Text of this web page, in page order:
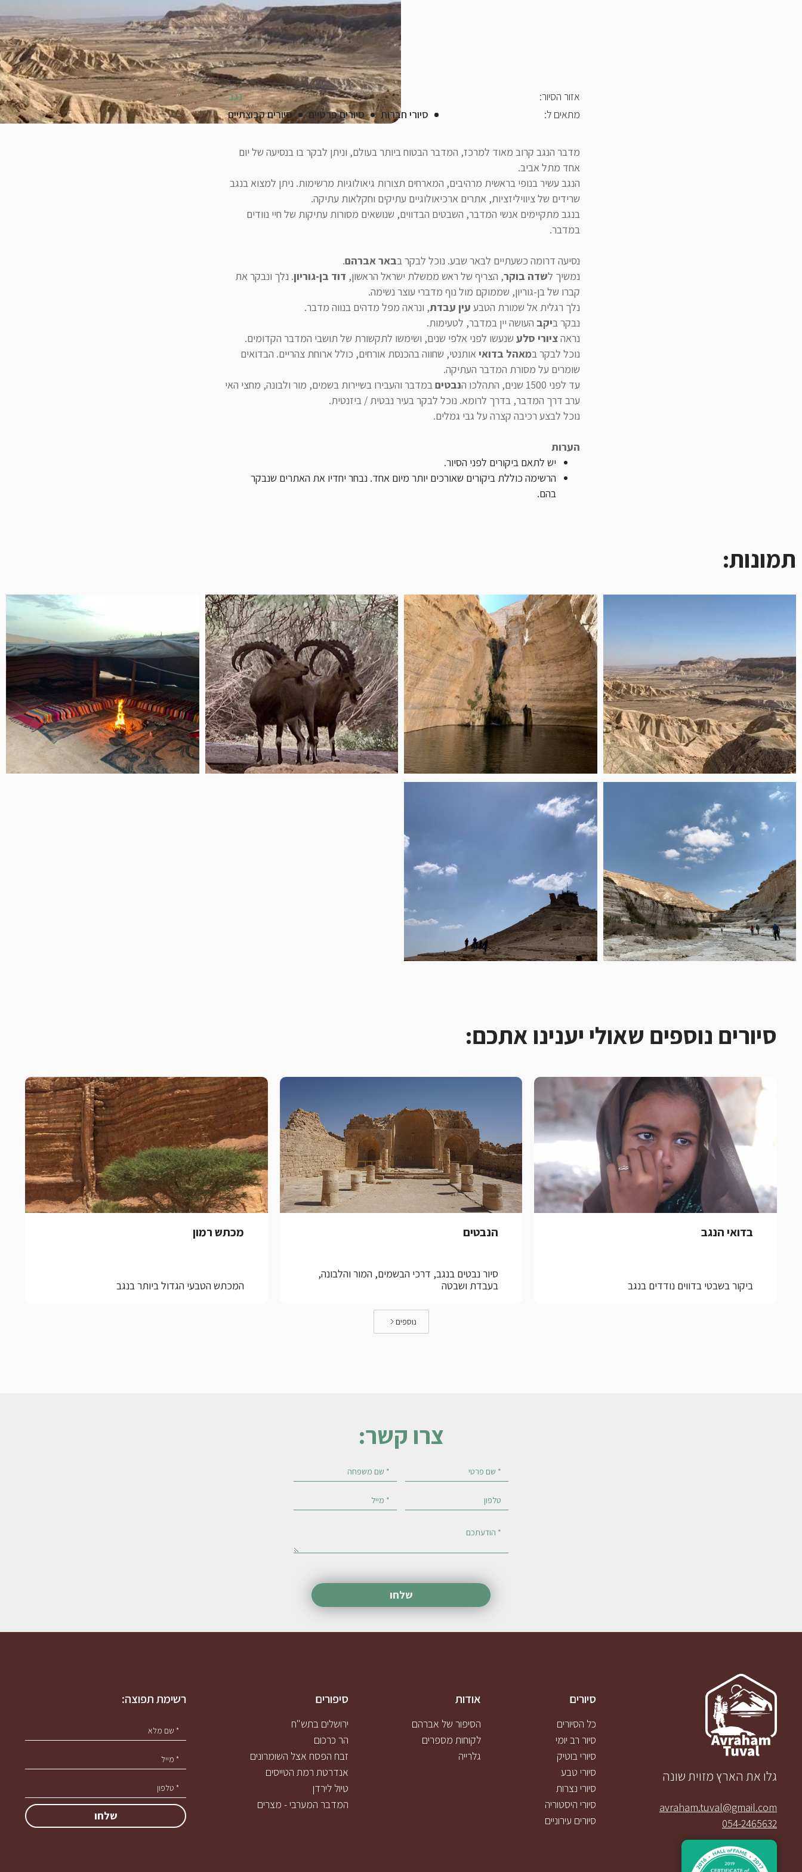
אזור הסיור:
נגב
מתאים ל:
סיורי חברות סיורים פרטיים סיורים קבוצתיים
מדבר הנגב קרוב מאוד למרכז, המדבר הבטוח ביותר בעולם, וניתן לבקר בו בנסיעה של יום
אחד מתל אביב.
הנגב עשיר בנופי בראשית מרהיבים, המארחים תצורות גיאולוגיות מרשימות. ניתן למצוא בנגב
שרידים של ציוויליזציות, אתרים ארכיאולוגיים עתיקים וחקלאות עתיקה.
בנגב מתקיימים אנשי המדבר, השבטים הבדווים, שנושאים מסורות עתיקות של חיי נוודים
במדבר.
נסיעה דרומה כשעתיים לבאר שבע. נוכל לבקר בבאר אברהם.
נמשיך לשדה בוקר, הצריף של ראש ממשלת ישראל הראשון, דוד בן-גוריון. נלך ונבקר את
קברו של בן-גוריון, שממוקם מול נוף מדברי עוצר נשימה.
נלך רגלית אל שמורת הטבע עין עבדת, ונראה מפל מדהים בנווה מדבר.
נבקר ביקב העושה יין במדבר, לטעימות.
נראהציורי סלע שנעשו לפני אלפי שנים, ושימשו לתקשורת של תושבי המדבר הקדומים.
נוכל לבקר במאהל בדואי אותנטי, שחווה בהכנסת אורחים, כולל ארוחת צהריים. הבדואים
שומרים על מסורת המדבר העתיקה.
עד לפני 1500 שנים, התהלכו ה
נבטיםבמדבר והעבירו בשיירות בשמים, מור ולבונה, מחצי האי
ערב דרך המדבר, בדרך לרומא. נוכל לבקר בעיר נבטית / ביזנטית.
נוכל לבצע רכיבה קצרה על גבי גמלים.
הערות
יש לתאם ביקורים לפני הסיור.
הרשימה כוללת ביקורים שאורכים יותר מיום אחד. נבחר יחדיו את האתרים שנבקר
בהם.
תמונות:
סיורים נוספים שאולי יענינו אתכם:
בדואי הנגב
ביקור בשבטי בדווים נודדים בנגב
הנבטים
סיור נבטים בנגב, דרכי הבשמים, המור והלבונה,
בעבדת ושבטה
מכתש רמון
המכתש הטבעי הגדול ביותר בנגב
נוספים
צרו קשר:
גלו את הארץ מזוית שונה
avraham.tuval@gmail.com
054-2465632
סיורים
כל הסיורים
סיור רב יומי
סיורי בוטיק
סיורי טבע
סיורי נצרות
סיורי היסטוריה
סיורים עירוניים
אודות
הסיפור של אברהם
לקוחות מספרים
גלרייה
סיפורים
ירושלים בתש"ח
הר כרכום
זבח הפסח אצל השומרונים
אנדרטת רמת הטייסים
טיול לירדן
המדבר המערבי - מצרים
רשימת תפוצה: